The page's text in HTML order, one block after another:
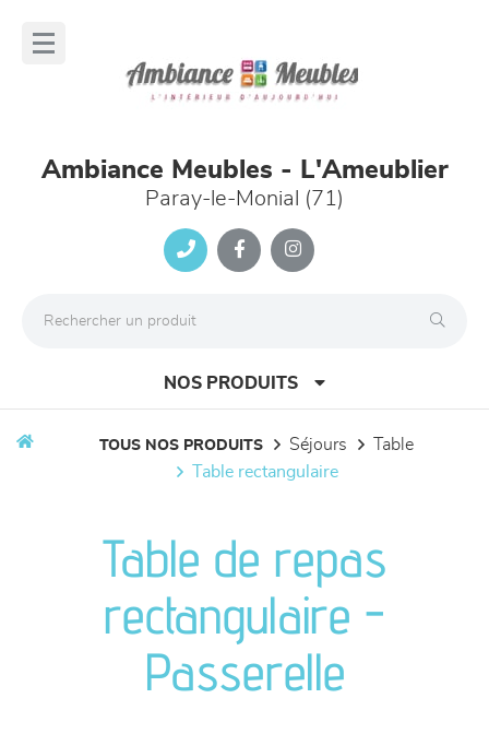
Ambiance Meubles - L'Ameublier
Paray-le-Monial (71)
NOS PRODUITS
meubles de complément
chambres et dressing
TOUS NOS PRODUITS séjours
table
table rectangulaire
Table de repas
rectangulaire -
Passerelle